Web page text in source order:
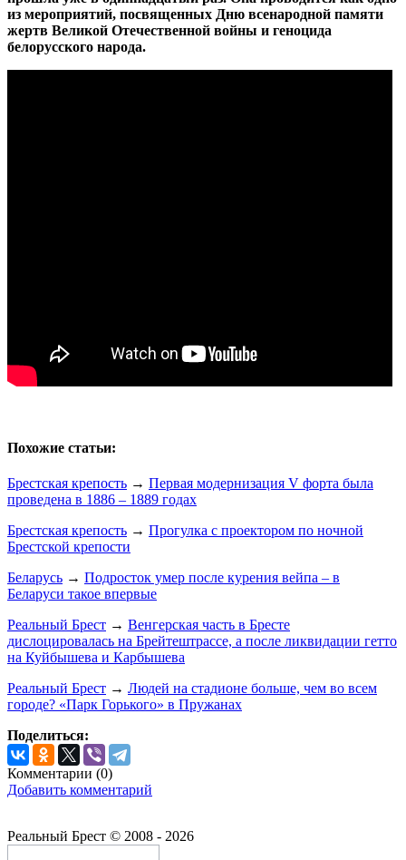
из мероприятий, посвященных Дню всенародной памяти
жертв Великой Отечественной войны и геноцида
белорусского народа.
Похожие статьи:
Брестская крепость → Первая модернизация V форта была
проведена в 1886 – 1889 годах
Брестская крепость → Прогулка с проектором по ночной
Брестской крепости
Беларусь → Подросток умер после курения вейпа – в
Беларуси такое впервые
Реальный Брест → Венгерская часть в Бресте
дислоцировалась на Брейтештрассе, а после ликвидации гетто
на Куйбышева и Карбышева
Реальный Брест → Людей на стадионе больше, чем во всем
городе? «Парк Горького» в Пружанах
Поделиться:
Комментарии (0)
Добавить комментарий
Реальный Брест © 2008 - 2026